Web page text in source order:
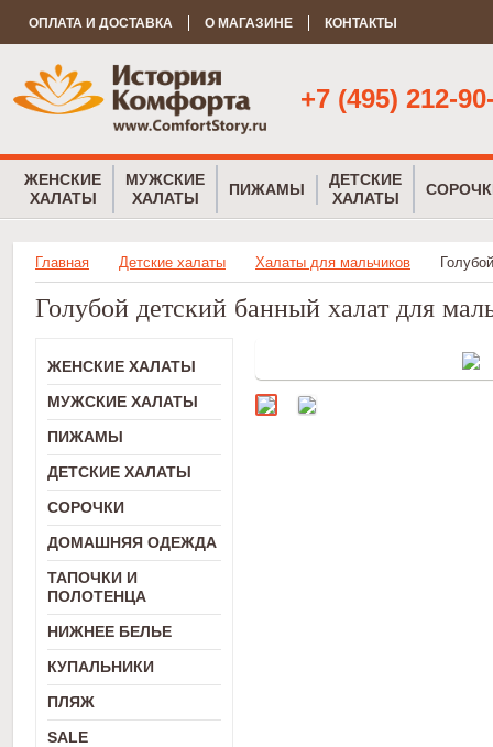
ОПЛАТА И ДОСТАВКА О МАГАЗИНЕ КОНТАКТЫ
+7 (495) 212-
ЖЕНСКИЕ
ХАЛАТЫ
МУЖСКИЕ
ХАЛАТЫ
ПИЖАМЫ
ДЕТСКИЕ
ХАЛАТЫ
Главная Детские халаты Халаты для мальчиков
Голубой детский банный халат для
ЖЕНСКИЕ ХАЛАТЫ
МУЖСКИЕ ХАЛАТЫ
ПИЖАМЫ
ДЕТСКИЕ ХАЛАТЫ
СОРОЧКИ
ДОМАШНЯЯ ОДЕЖДА
ТАПОЧКИ И
ПОЛОТЕНЦА
НИЖНЕЕ БЕЛЬЕ
КУПАЛЬНИКИ
ПЛЯЖ
SALE